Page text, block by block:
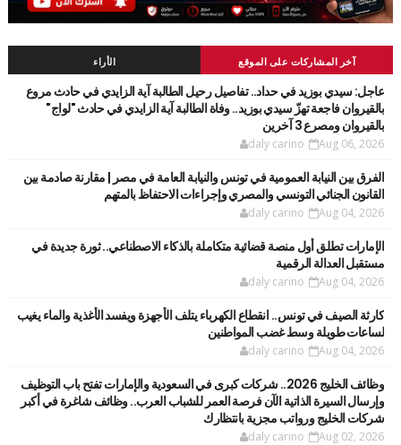
آخر المشاركات على الموقع الأراء
عاجل: سيدي بوزيد في حداد.. تفاصيل رحيل الطالبة آية الزايدي في حادث مروع
بالقيروان فاجعة تهزّ سيدي بوزيد.. وفاة الطالبة آية الزايدي في حادث "لواج"
بالقيروان ومصرع 3 آخرين
daly carino Aug 06, 2026
الفرق بين النيابة العمومية في تونس والنيابة العامة في مصر | مقارنة صادمة بين
القانون الجنائي التونسي والمصري وإجراءات الاحتفاظ بالمتهم
daly carino Aug 04, 2026
الإمارات تطلق أول منصة قضائية متكاملة بالذكاء الاصطناعي.. ثورة جديدة في
مستقبل العدالة الرقمية
daly carino Aug 04, 2026
كارثة الصيف في تونس.. انقطاع الكهرباء يتلف الأجهزة ويفسد الأغذية والماء يغيب
لساعات طويلة وسط غضب المواطنين
daly carino Aug 04, 2026
وظائف الخليج 2026.. شركات كبرى في السعودية والإمارات تفتح باب التوظيف
وإرسال السيرة الذاتية الآن فرصة العمر للشباب العرب.. وظائف شاغرة في أكبر
شركات الخليج ورواتب مجزية بانتظارك
daly carino Aug 02, 2026